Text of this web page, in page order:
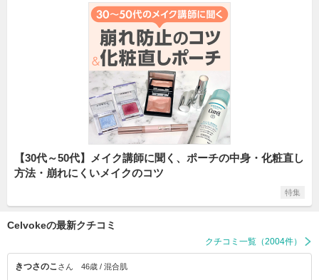
【30代～50代】メイク講師に聞く、ポーチの中身・化粧直し
方法・崩れにくいメイクのコツ
特集
Celvokeの最新クチコミ
クチコミ一覧（2004件）
きつさのこさん 46歳 / 混合肌